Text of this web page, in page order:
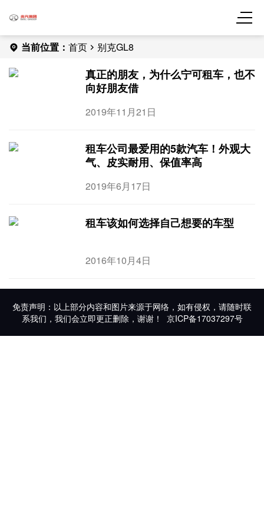
当前位置： 首页 别克GL8
真正的朋友，为什么宁可租车，也不
向好朋友借
2019年11月21日
租车公司最爱用的5款汽车！外观大
气、皮实耐用、保值率高
2019年6月17日
租车该如何选择自己想要的车型
2016年10月4日
免责声明：以上部分内容和图片来源于网络，如有侵权，请随时联
系我们，我们会立即更正删除，谢谢！ 京ICP备17037297号